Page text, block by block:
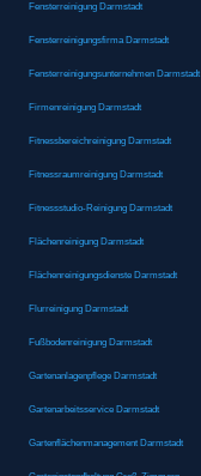
Fensterreinigung Darmstadt
Fensterreinigungsfirma Darmstadt
Fensterreinigungsunternehmen Darmstadt
Firmenreinigung Darmstadt
Fitnessbereichreinigung Darmstadt
Fitnessraumreinigung Darmstadt
Fitnessstudio-Reinigung Darmstadt
Flächenreinigung Darmstadt
Flächenreinigungsdienste Darmstadt
Flurreinigung Darmstadt
Fußbodenreinigung Darmstadt
Gartenanlagenpflege Darmstadt
Gartenarbeitsservice Darmstadt
Gartenflächenmanagement Darmstadt